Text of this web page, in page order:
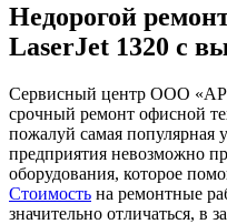
Недорогой
LaserJet 1320 с
Сервисный центр ООО
срочный ремонт офисной
пожалуй самая популярная
предприятия невозможно
оборудования, которое
Стоимость на ремонтные
значительно отличаться, в